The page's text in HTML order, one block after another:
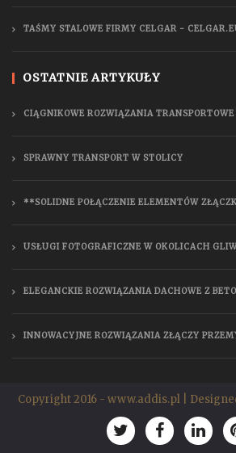
TAŚMY STALOWE FIRMY CELGAR -
OSTATNIE ARTYKUŁY
CIĄGNIKOWE ROZWIĄZANIA TRANSPORTOWE
SPRAWNY TRANSPORT W STOLICY
**SOLIDNE POŁĄCZENIE ELEMENTÓW
USŁUGI FOTOGRAFICZNE W OKOLICACH
ELEGANCKIE ROZWIĄZANIA DACHOWE Z
INNOWACYJNE ROZWIĄZANIA ZŁĄCZY
Copyright 2016 - www.addis.pl |